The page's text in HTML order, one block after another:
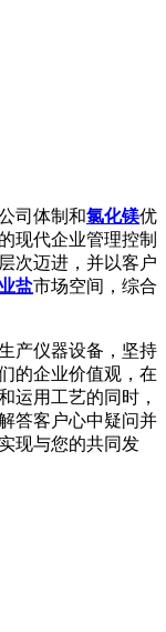
司体制和氯化镁优
现代企业管理控制
次迈进，并以客户
盐市场空间，综合
产仪器设备，坚持
的企业价值观，在
运用工艺的同时，
答客户心中疑问并
现与您的共同发